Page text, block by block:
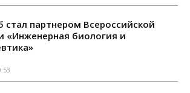
стал партнером Всероссийской
«Инженерная биология и